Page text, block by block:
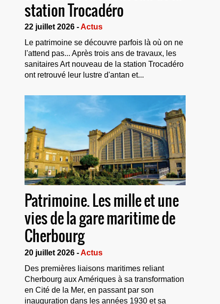
station Trocadéro
22 juillet 2026 -Actus
Le patrimoine se découvre parfois là où on ne
l'attend pas... Après trois ans de travaux, les
sanitaires Art nouveau de la station Trocadéro
ont retrouvé leur lustre d'antan et...
Patrimoine. Les mille et une
vies de la gare maritime de
Cherbourg
20 juillet 2026 -Actus
Des premières liaisons maritimes reliant
Cherbourg aux Amériques à sa transformation
en Cité de la Mer, en passant par son
inauguration dans les années 1930 et sa